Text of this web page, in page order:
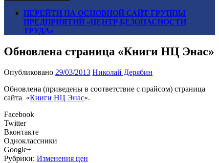
ПЕРЕЙТИ НА ОСНОВНОЙ САЙТ ГРУППЫ
ПРЕДПРИЯТИЙ «ЦЕНТР БЕЗОПАСНОСТИ
ТРУДА»
Обновлена страница «Книги НЦ Энас»
Опубликовано 29/03/2013 Николай Дерябин
Обновлена (приведены в соответствие с прайсом) страница
сайта «Книги НЦ Энас«.
Facebook
Twitter
Вконтакте
Одноклассники
Google+
Рубрики: Изменения цен